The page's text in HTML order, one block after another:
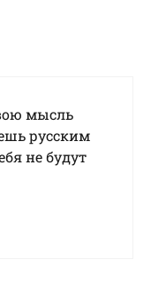
мысль
русским
не будут